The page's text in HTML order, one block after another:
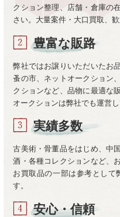
クション整理、店舗・倉庫の
さい。大量案件・大口買取、歓
豊富な販路
弊社ではお譲りいただいたお
蚤の市、ネットオークション
クションなど、品物に最適な
オークションは弊社でも運営し
実績多数
古美術・骨董品をはじめ、中
酒・各種コレクションなど、
お買取品の一部は参考として
す。
安心・信頼